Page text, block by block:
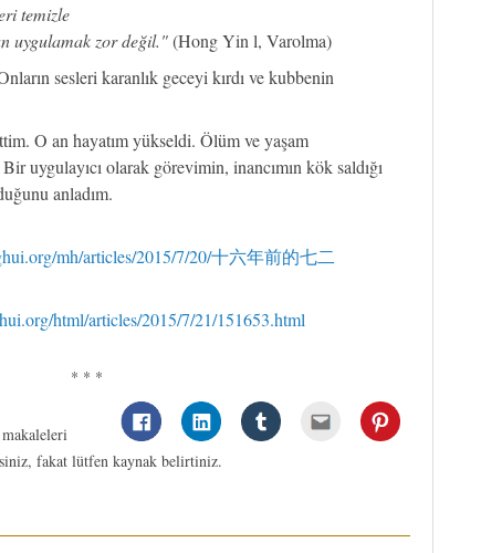
temizle
uygulamak zor değil."(Hong Yin l, Varolma)
sesleri karanlık geceyi kırdı ve kubbenin
O an hayatım yükseldi. Ölüm ve yaşam
uygulayıcı olarak görevimin, inancımın kök saldığı
anladım.
mh/articles/2015/7/20/十六年前的七二
html/articles/2015/7/21/151653.html
* * *
fakat lütfen kaynak belirtiniz.